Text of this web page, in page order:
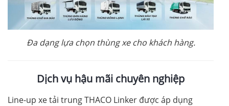
Đa dạng lựa chọn thùng xe cho khách hàng.
Dịch vụ hậu mãi chuyên nghiệp
Line-up xe tải trung THACO Linker được áp dụng